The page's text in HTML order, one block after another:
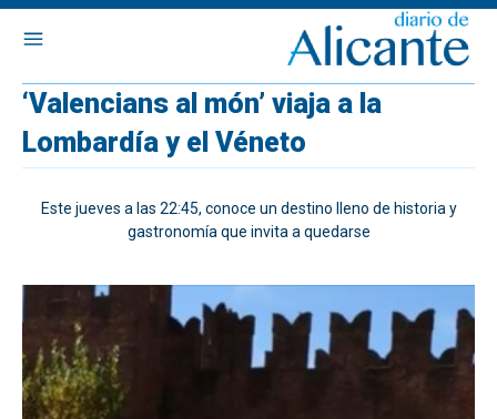
‘Valencians al món’ viaja a la
Lombardía y el Véneto
Este jueves a las 22:45, conoce un destino lleno de historia y
gastronomía que invita a quedarse